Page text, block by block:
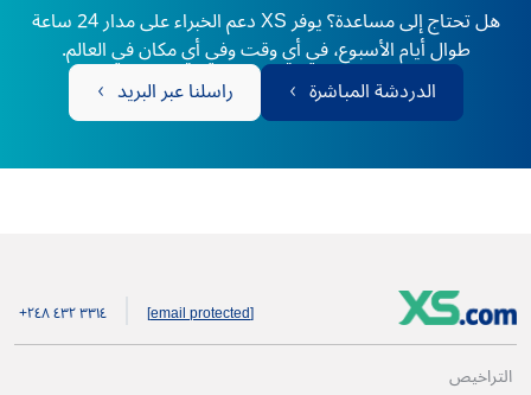
هل تحتاج إلى مساعدة؟ يوفر XS دعم الخبراء على مدار 24 ساعة
طوال أيام الأسبوع، في أي وقت وفي أي مكان في العالم.
الدردشة المباشرة
راسلنا عبر البريد
[email protected] +۲٤۸ ٤۳۲ ۳۳۱٤
التراخيص